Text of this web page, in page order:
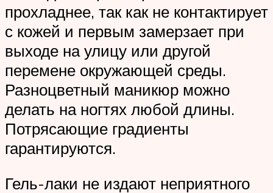
прохладнее, так как не контактирует
с кожей и первым замерзает при
выходе на улицу или другой
перемене окружающей среды.
Разноцветный маникюр можно
делать на ногтях любой длины.
Потрясающие градиенты
гарантируются.
Гель-лаки не издают неприятного